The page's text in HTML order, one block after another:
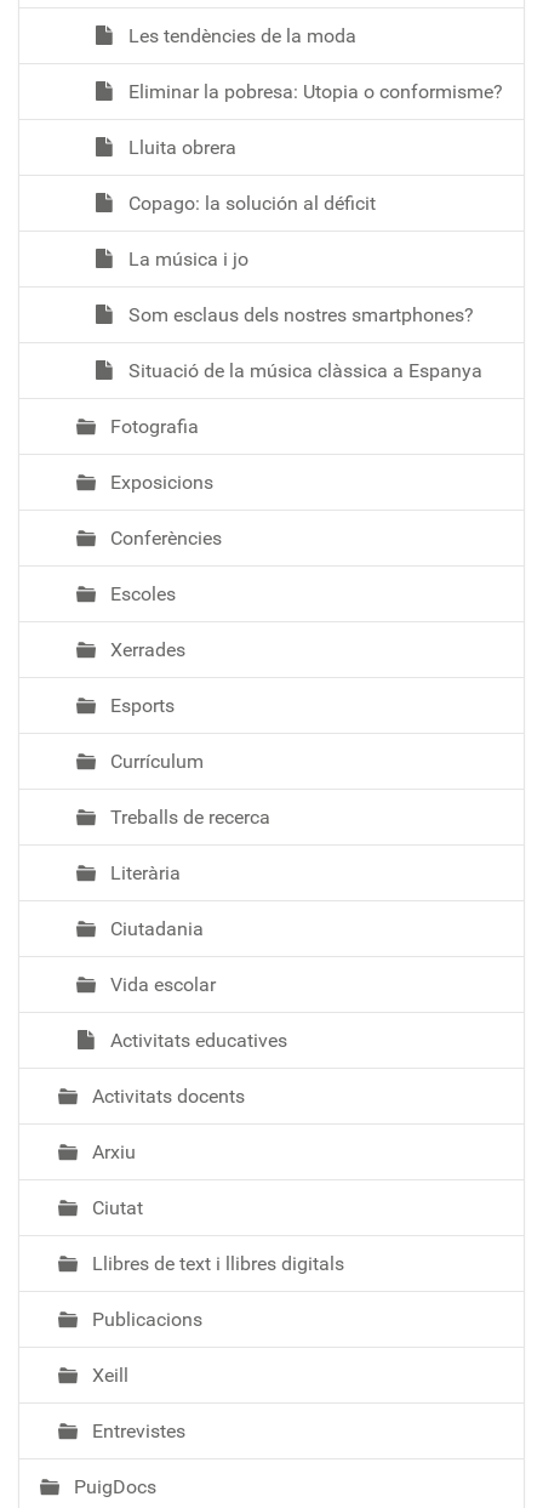
Les tendències de la moda
Eliminar la pobresa: Utopia o conformisme?
Lluita obrera
Copago: la solución al déficit
La música i jo
Som esclaus dels nostres smartphones?
Situació de la música clàssica a Espanya
Fotografia
Exposicions
Conferències
Escoles
Xerrades
Esports
Currículum
Treballs de recerca
Literària
Ciutadania
Vida escolar
Activitats educatives
Activitats docents
Arxiu
Ciutat
Llibres de text i llibres digitals
Publicacions
Xeill
Entrevistes
PuigDocs